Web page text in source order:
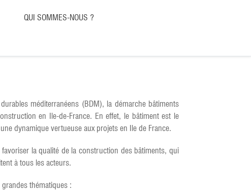
QUI SOMMES-NOUS ?
méditerranéens (BDM), la démarche bâtiments
en Ile-de-France. En effet, le bâtiment est le
dynamique vertueuse aux projets en Ile de France.
la qualité de la construction des bâtiments, qui
à tous les acteurs.
thématiques :